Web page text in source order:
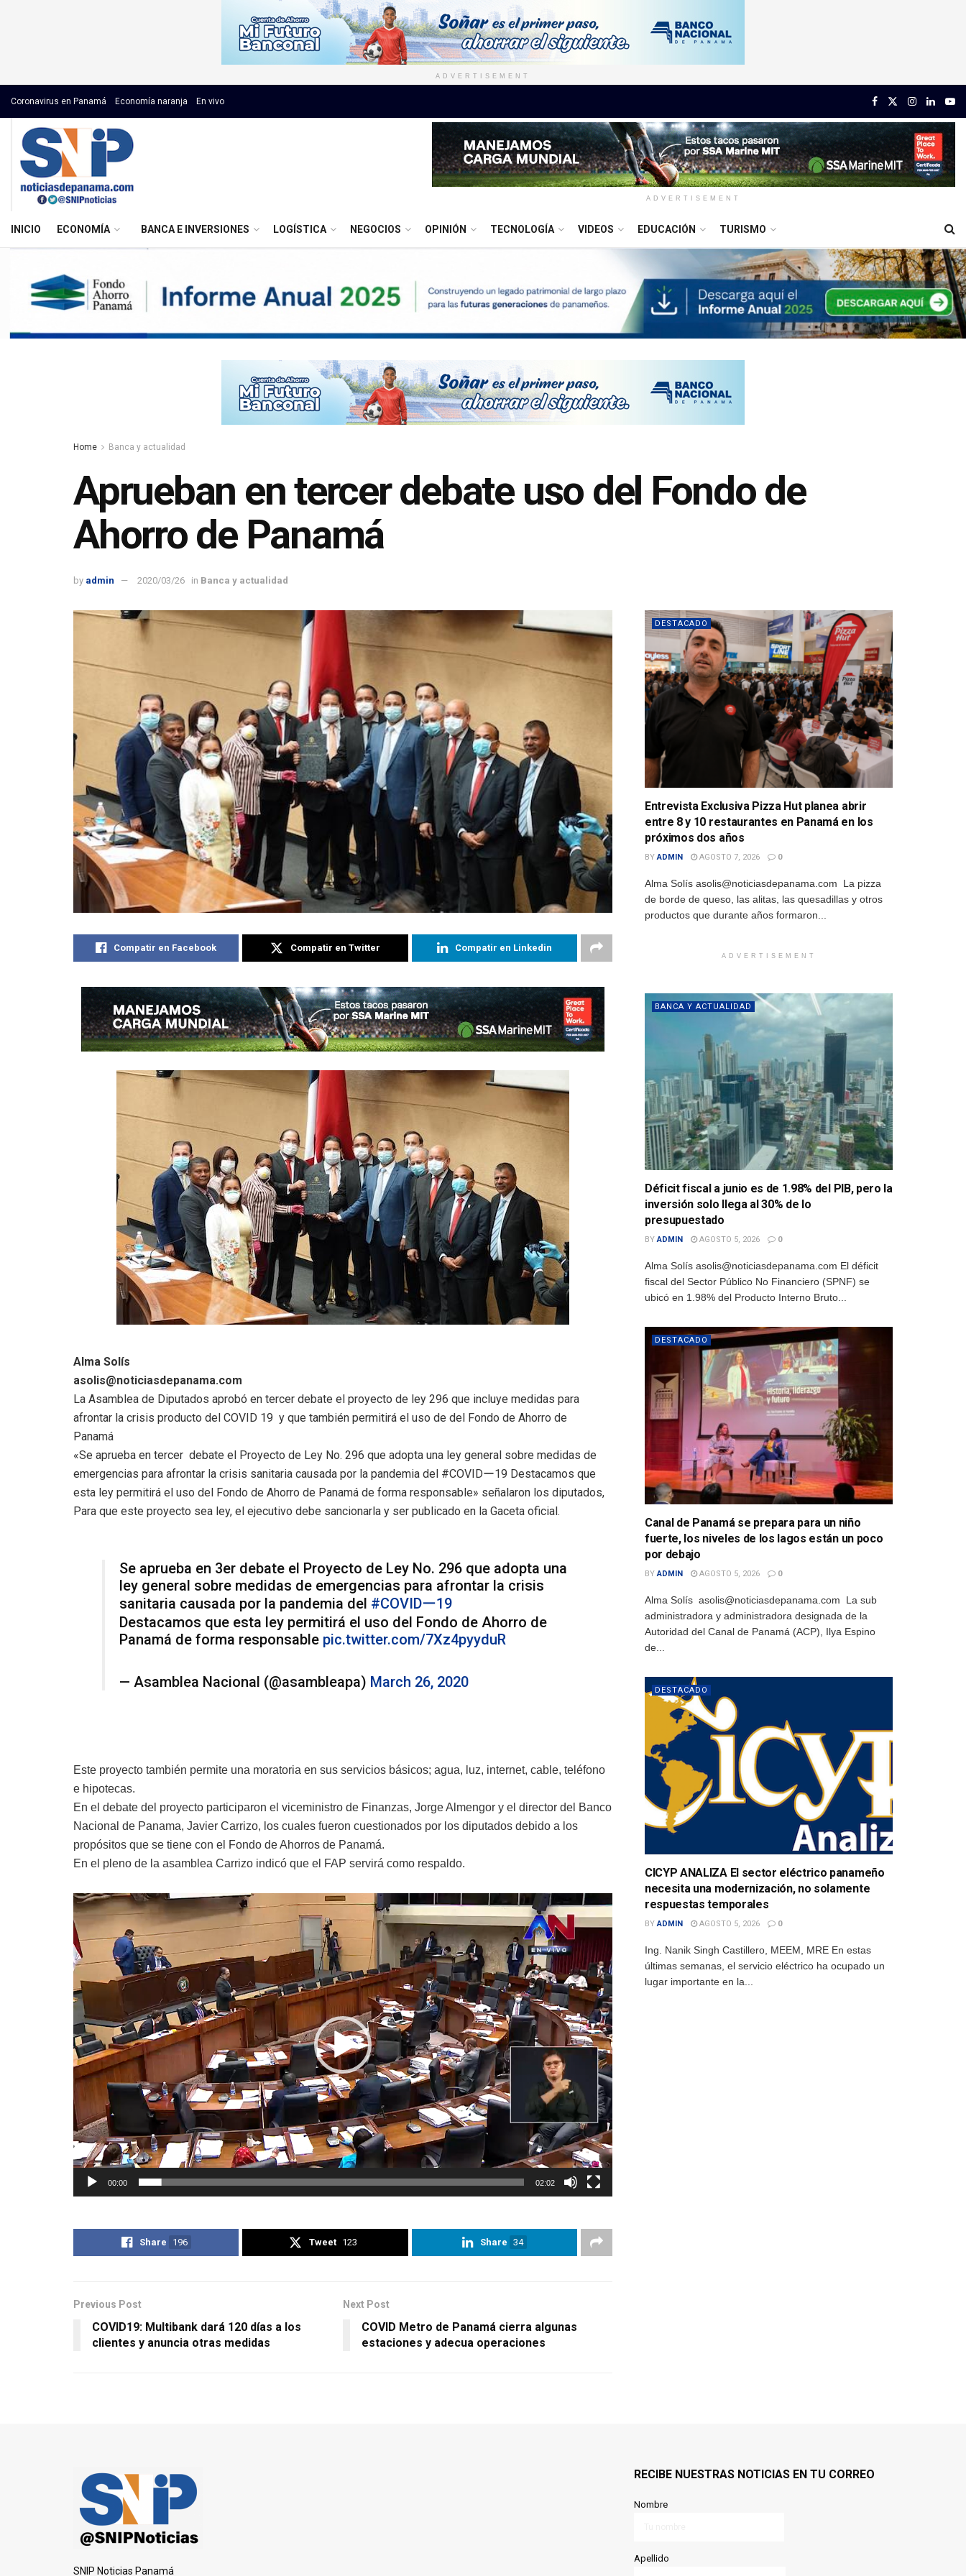
ADVERTISEMENT
Coronavirus en Panamá Economía naranja En vivo
ADVERTISEMENT
INICIO ECONOMÍA BANCA E INVERSIONES LOGÍSTICA NEGOCIOS OPINIÓN TECNOLOGÍA VIDEOS EDUCACIÓN TURISMO
Home Banca y actualidad
Aprueban en tercer debate uso del Fondo de
Ahorro de Panamá
by admin 2020/03/26 in Banca y actualidad
Compatir en Facebook Compatir en Twitter Compatir en Linkedin
Alma Solís
asolis@noticiasdepanama.com
La Asamblea de Diputados aprobó en tercer debate el proyecto de ley 296 que incluye medidas para
afrontar la crisis producto del COVID 19 y que también permitirá el uso de del Fondo de Ahorro de
Panamá
«Se aprueba en tercer debate el Proyecto de Ley No. 296 que adopta una ley general sobre medidas de
emergencias para afrontar la crisis sanitaria causada por la pandemia del #COVIDー19 Destacamos que
esta ley permitirá el uso del Fondo de Ahorro de Panamá de forma responsable» señalaron los diputados,
Para que este proyecto sea ley, el ejecutivo debe sancionarla y ser publicado en la Gaceta oficial.
Se aprueba en 3er debate el Proyecto de Ley No. 296 que adopta una
ley general sobre medidas de emergencias para afrontar la crisis
sanitaria causada por la pandemia del #COVIDー19
Destacamos que esta ley permitirá el uso del Fondo de Ahorro de
Panamá de forma responsable pic.twitter.com/7Xz4pyyduR
— Asamblea Nacional (@asambleapa) March 26, 2020
Este proyecto también permite una moratoria en sus servicios básicos; agua, luz, internet, cable, teléfono
e hipotecas.
En el debate del proyecto participaron el viceministro de Finanzas, Jorge Almengor y el director del Banco
Nacional de Panama, Javier Carrizo, los cuales fueron cuestionados por los diputados debido a los
propósitos que se tiene con el Fondo de Ahorros de Panamá.
En el pleno de la asamblea Carrizo indicó que el FAP servirá como respaldo.
Reproductor
de
vídeo
00:00 02:02
Share 196 Tweet 123 Share 34
Previous Post
COVID19: Multibank dará 120 días a los
clientes y anuncia otras medidas
Next Post
COVID Metro de Panamá cierra algunas
estaciones y adecua operaciones
DESTACADO
Entrevista Exclusiva Pizza Hut planea abrir
entre 8 y 10 restaurantes en Panamá en los
próximos dos años
BY ADMIN AGOSTO 7, 2026 0
Alma Solís asolis@noticiasdepanama.com La pizza
de borde de queso, las alitas, las quesadillas y otros
productos que durante años formaron...
ADVERTISEMENT
BANCA Y ACTUALIDAD
Déficit fiscal a junio es de 1.98% del PIB, pero la
inversión solo llega al 30% de lo
presupuestado
BY ADMIN AGOSTO 5, 2026 0
Alma Solís asolis@noticiasdepanama.com El déficit
fiscal del Sector Público No Financiero (SPNF) se
ubicó en 1.98% del Producto Interno Bruto...
DESTACADO
Canal de Panamá se prepara para un niño
fuerte, los niveles de los lagos están un poco
por debajo
BY ADMIN AGOSTO 5, 2026 0
Alma Solís asolis@noticiasdepanama.com La sub
administradora y administradora designada de la
Autoridad del Canal de Panamá (ACP), Ilya Espino
de...
DESTACADO
CICYP ANALIZA El sector eléctrico panameño
necesita una modernización, no solamente
respuestas temporales
BY ADMIN AGOSTO 5, 2026 0
Ing. Nanik Singh Castillero, MEEM, MRE En estas
últimas semanas, el servicio eléctrico ha ocupado un
lugar importante en la...
SNIP Noticias Panamá
RECIBE NUESTRAS NOTICIAS EN TU CORREO
Nombre
Apellido